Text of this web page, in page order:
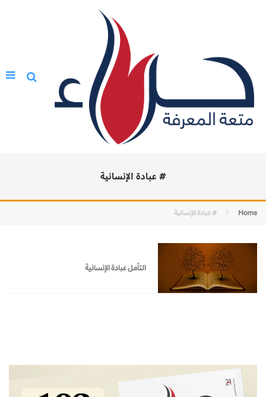
# عبادة الإنسانية
Home # عبادة الإنسانية
التأمل عبادة الإنسانية